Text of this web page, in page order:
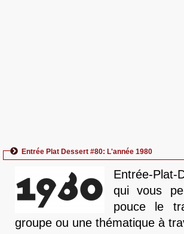
Entrée Plat Dessert #80: L'année 1980
Entrée-
qui vous
pouce le
groupe ou une thématique à